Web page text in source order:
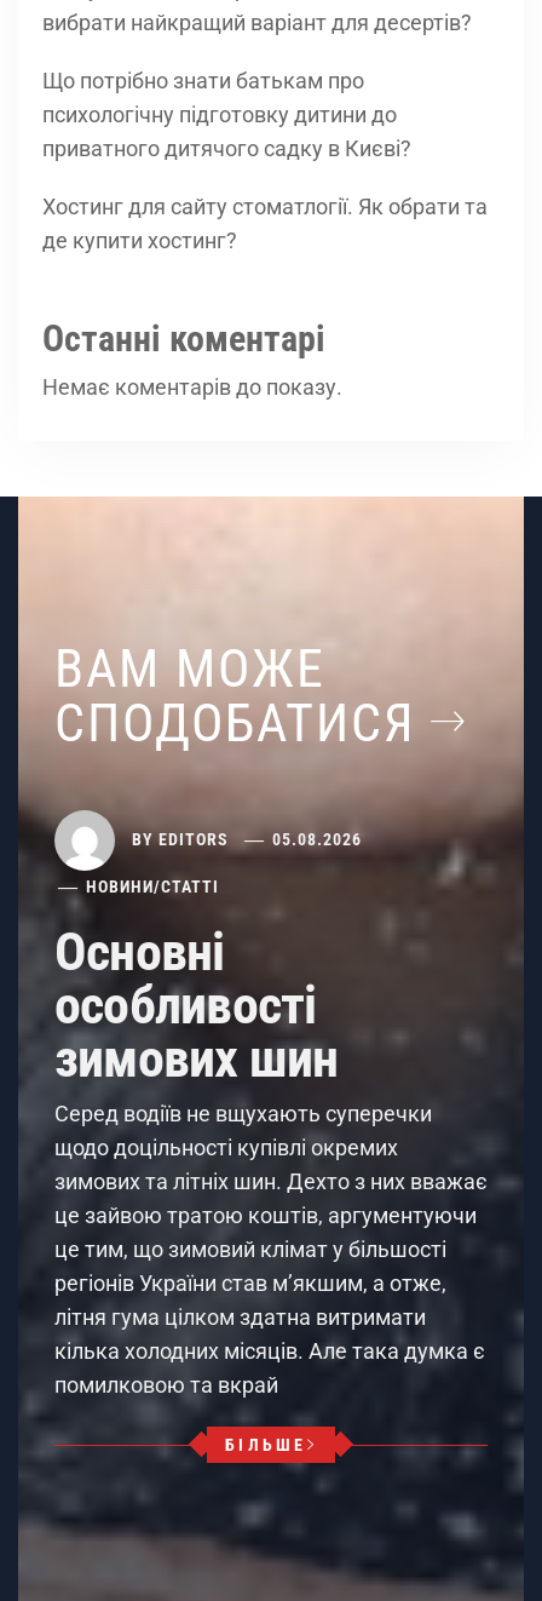
вибрати найкращий варіант для десертів?
Що потрібно знати батькам про
психологічну підготовку дитини до
приватного дитячого садку в Києві?
Хостинг для сайту стоматлогії. Як обрати та
де купити хостинг?
Останні коментарі
Немає коментарів до показу.
ВАМ МОЖЕ
СПОДОБАТИСЯ
BY EDITORS 05.08.2026
НОВИНИ/СТАТТІ
Основні
особливості
зимових шин
Серед водіїв не вщухають суперечки
щодо доцільності купівлі окремих
зимових та літніх шин. Дехто з них вважає
це зайвою тратою коштів, аргументуючи
це тим, що зимовий клімат у більшості
регіонів України став м’якшим, а отже,
літня гума цілком здатна витримати
кілька холодних місяців. Але така думка є
помилковою та вкрай
БІЛЬШЕ